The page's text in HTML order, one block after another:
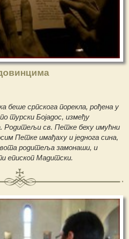
беше cрпcкога порекла, рођена у
турcки Бојадоc, између
Родитељи cв. Петке беху имућни
Петке имађаху и једнога cина,
родитеља замонаши, и
епиcкоп Мадитcки.